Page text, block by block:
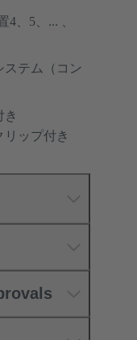
4、5、... 、
ステム（コン
き
リップ付き